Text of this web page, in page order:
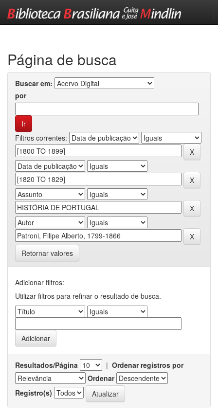
Página de busca
Buscar em:
por
Filtros correntes:
Retornar valores
Adicionar filtros:
Utilizar filtros para refinar o resultado de busca.
Resultados/Página | Ordenar registros por
Ordenar
Registro(s)